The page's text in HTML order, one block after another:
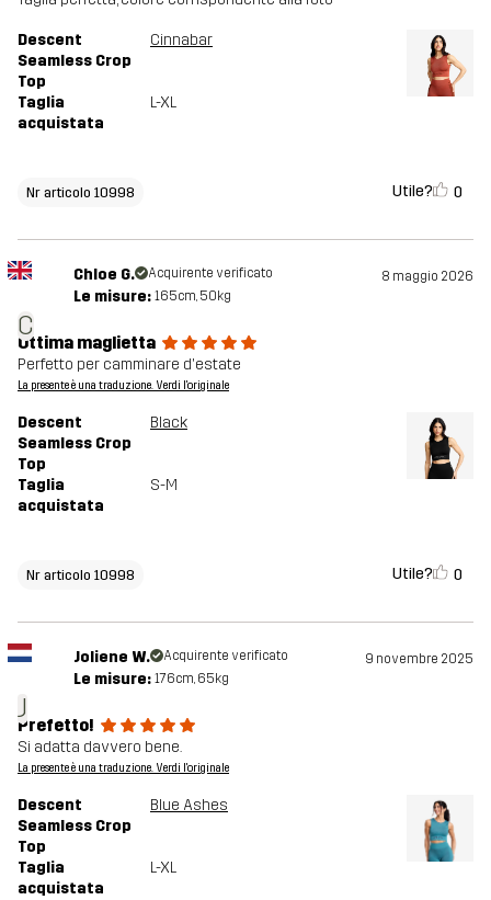
Descent
Seamless Crop
Top
Cinnabar
Taglia
acquistata
L-XL
Nr articolo 10998 Utile? 0
C
Chloe G. Acquirente verificato 8 maggio 2026
Le misure: 165cm, 50kg
Ottima maglietta
Perfetto per camminare d'estate
La presente è una traduzione. Verdi l'originale
Descent
Seamless Crop
Top
Black
Taglia
acquistata
S-M
Nr articolo 10998 Utile? 0
J
Joliene W. Acquirente verificato 9 novembre 2025
Le misure: 176cm, 65kg
Prefetto!
Si adatta davvero bene.
La presente è una traduzione. Verdi l'originale
Descent
Seamless Crop
Top
Blue Ashes
Taglia
acquistata
L-XL